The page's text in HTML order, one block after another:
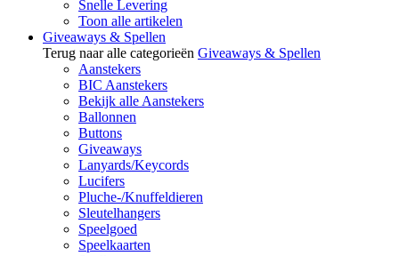
Snelle Levering
Toon alle artikelen
Giveaways & Spellen
Terug naar alle categorieën Giveaways & Spellen
Aanstekers
BIC Aanstekers
Bekijk alle Aanstekers
Ballonnen
Buttons
Giveaways
Lanyards/Keycords
Lucifers
Pluche-/Knuffeldieren
Sleutelhangers
Speelgoed
Speelkaarten